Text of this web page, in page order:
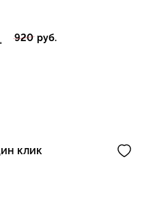
920 руб.
клик